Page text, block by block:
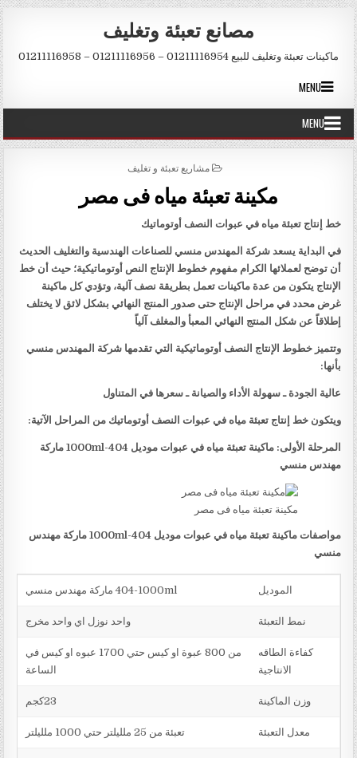
Skip to content
مصانع تعبئة وتغليف
ماكينات تعبئة وتغليف للبيع 01211116954 – 01211116956 – 01211116958
MENU
MENU
POSTED IN
مشاريع تعبئة و تغليف
مكينة تعبئة مياه فى مصر
خط إنتاج تعبئة مياه في عبوات النصف أوتوماتيك
في البداية يسعد شركة المهندس منسي للصناعات الهندسية والتغليف الحديث
أن توضح لعملائها الكرام مفهوم خطوط الإنتاج النص أوتوماتيكية؛ حيث أن خط
الإنتاج يتكون من عدة ماكينات تعمل بطريقة نصف آلية، وتؤدي كل ماكينة
غرض محدد في مراحل الإنتاج حتى صدور المنتج النهائي بشكل لائق لا يختلف
إطلاقاً عن شكل المنتج النهائي المعبأ والمغلف آلياً
وتتميز خطوط الإنتاج النصف أوتوماتيكية التي تقدمها شركة المهندس منسي
بأنها:
عالية الجودة ـ سهولة الأداء والصيانة ـ سعرها في المتناول
ويتكون خط إنتاج تعبئة مياه في عبوات النصف أوتوماتيك من المراحل الآتية:
المرحلة الأولى: ماكينة تعبئة مياه في عبوات موديل 404-1000ml
ماركة
مهندس منسي
مكينة تعبئة مياه فى مصر
مواصفات ماكينة تعبئة مياه في عبوات موديل 404-1000ml
ماركة مهندس
منسي
الموديل 404-1000ml ماركة مهندس منسي
نمط التعبئة واحد نوزل اي واحد مخرج
كفاءة الطاقه
الانتاجية
من 800 عبوة او كيس حتي 1700 عبوه او كيس في
الساعة
وزن الماكينة
معدل التعبئة تعبئة من 25 ملليلتر حتي 1000 ملليلتر